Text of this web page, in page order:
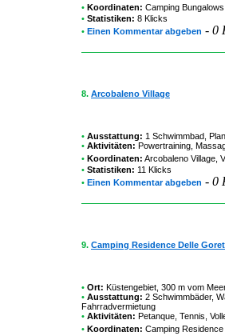
• Koordinaten: Camping
• Statistiken: 8 Klicks
• Einen Kommentar abgeben - 0
8. Arcobaleno Village
• Ausstattung: 1 Schwimmbad,
• Aktivitäten: Powertraining,
• Koordinaten: Arcobaleno Village ,
• Statistiken: 11 Klicks
• Einen Kommentar abgeben - 0
9. Camping Residence Delle
• Ort: Küstengebiet, 300 m vom
• Ausstattung: 2 Schwimmbäder,
Fahrradvermietung
• Aktivitäten: Petanque, Tennis,
• Koordinaten: Camping